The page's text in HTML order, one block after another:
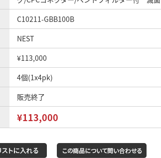
C10211-GBB100B
NEST
¥113,000
4個(1x4pk)
販売終了
¥113,000